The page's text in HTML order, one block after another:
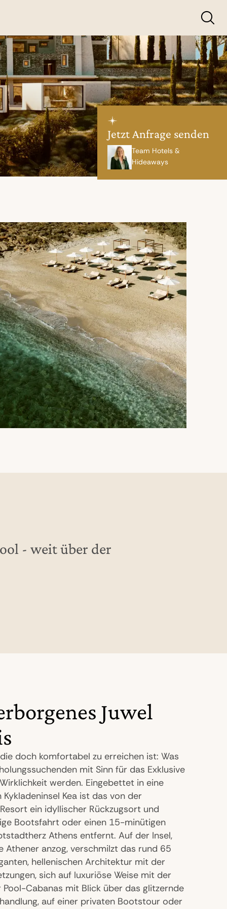
Jetzt Anfrage senden
Team Hotels &
Hideaways
- weit über der
Juwel
doch komfortabel zu erreichen ist: Was
mit Sinn für das Exklusive
werden. Eingebettet in eine
Kea ist das von der
ein idyllischer Rückzugsort und
Bootsfahrt oder einen 15-minütigen
Athens entfernt. Auf der Insel,
anzog, verschmilzt das rund 65
hellenischen Architektur mit der
sich auf luxuriöse Weise mit der
Cabanas mit Blick über das glitzernde
auf einer privaten Bootstour oder